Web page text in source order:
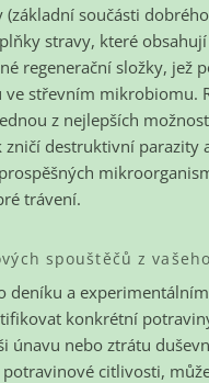
součásti
stravy, které
regenerační složky, jež
ve střevním mikrobiomu.
z nejlepších
zničí destruktivní parazity
trávení.
spouštěčů z
deníku a
konkrétní
únavu nebo ztrátu
potravinové citlivosti,